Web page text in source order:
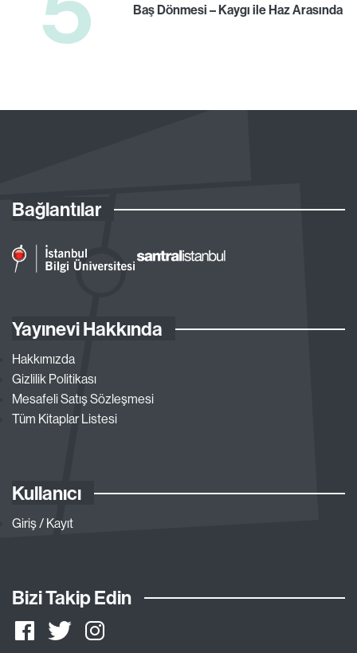
Baş Dönmesi – Kaygı ile Haz Arasında
Bağlantılar
Yayınevi Hakkında
Hakkımızda
Gizlilik Politikası
Mesafeli Satış Sözleşmesi
Tüm Kitaplar Listesi
Kullanıcı
Giriş / Kayıt
Bizi Takip Edin